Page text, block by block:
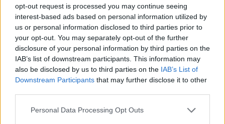
opt-out request is processed you may continue seeing
interest-based ads based on personal information utilized by
us or personal information disclosed to third parties prior to
your opt-out. You may separately opt-out of the further
disclosure of your personal information by third parties on the
IAB’s list of downstream participants. This information may
also be disclosed by us to third parties on the IAB’s List of
Downstream Participants that may further disclose it to other
Personal Data Processing Opt Outs
Ιός Δυτικού Νείλου: Στα 65 τα κρούσματα στην
Ελλάδα – 23 νέα μέσα σε μία εβδομάδα, έξι
θάνατοι
06/08/2026 - 08:54 ΕΛΛΑΔΑ
Disney: Πτώση 34,2% στα καθαρά κέρδη του
εννεαμήνου – Στα 7,28 δισ. δολάρια
06/08/2026 - 08:42 ΕΠΙΧΕΙΡΗΣΕΙΣ